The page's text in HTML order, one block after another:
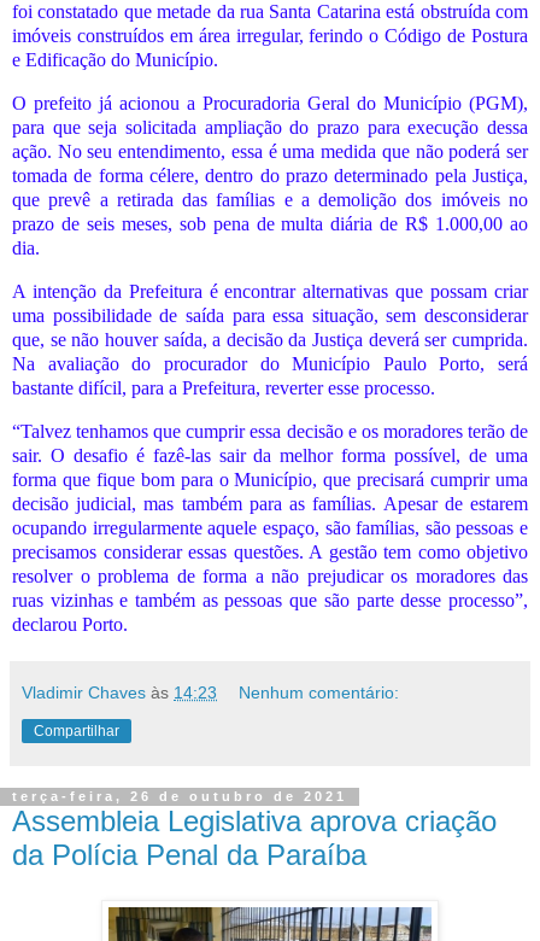
foi constatado que metade da rua Santa Catarina está obstruída com
imóveis construídos em área irregular, ferindo o Código de Postura
e Edificação do Município.
O prefeito já acionou a Procuradoria Geral do Município (PGM),
para que seja solicitada ampliação do prazo para execução dessa
ação. No seu entendimento, essa é uma medida que não poderá ser
tomada de forma célere, dentro do prazo determinado pela Justiça,
que prevê a retirada das famílias e a demolição dos imóveis no
prazo de seis meses, sob pena de multa diária de R$ 1.000,00 ao
dia.
A intenção da Prefeitura é encontrar alternativas que possam criar
uma possibilidade de saída para essa situação, sem desconsiderar
que, se não houver saída, a decisão da Justiça deverá ser cumprida.
Na avaliação do procurador do Município Paulo Porto, será
bastante difícil, para a Prefeitura, reverter esse processo.
“Talvez tenhamos que cumprir essa decisão e os moradores terão de
sair. O desafio é fazê-las sair da melhor forma possível, de uma
forma que fique bom para o Município, que precisará cumprir uma
decisão judicial, mas também para as famílias. Apesar de estarem
ocupando irregularmente aquele espaço, são famílias, são pessoas e
precisamos considerar essas questões. A gestão tem como objetivo
resolver o problema de forma a não prejudicar os moradores das
ruas vizinhas e também as pessoas que são parte desse processo”,
declarou Porto.
Vladimir Chaves às 14:23 Nenhum comentário:
Compartilhar
terça-feira, 26 de outubro de 2021
Assembleia Legislativa aprova criação
da Polícia Penal da Paraíba